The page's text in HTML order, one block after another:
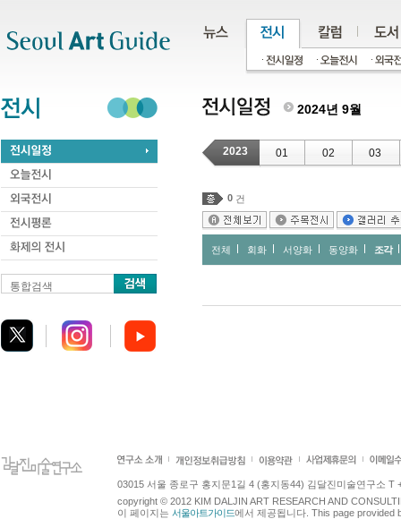
통합검색
2024년 9월
2023 01 02 03
0 건
전체 회화 서양화 동양화 조각
03015 서울 종로구 홍지문1길 4 (홍지동44) 김달진미술연구소 T
copyright © 2012 KIM DALJIN ART RESEARCH AND
이 페이지는 서울아트가이드에서 제공됩니다. This page provided